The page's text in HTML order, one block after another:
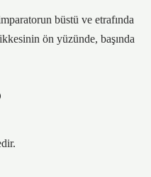
büstü ve etrafında
ön yüzünde, başında